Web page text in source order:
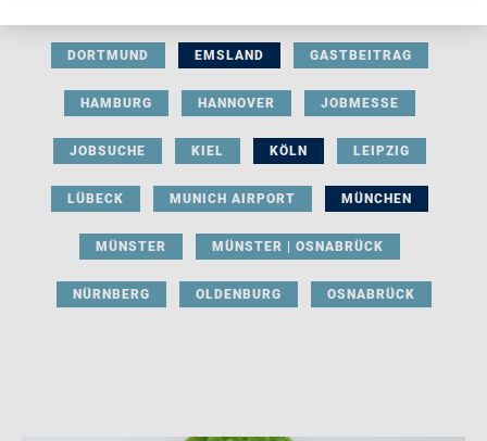
DORTMUND EMSLAND GASTBEITRAG
HAMBURG HANNOVER JOBMESSE
JOBSUCHE KIEL KÖLN LEIPZIG
LÜBECK MUNICH AIRPORT MÜNCHEN
MÜNSTER MÜNSTER | OSNABRÜCK
NÜRNBERG OLDENBURG OSNABRÜCK